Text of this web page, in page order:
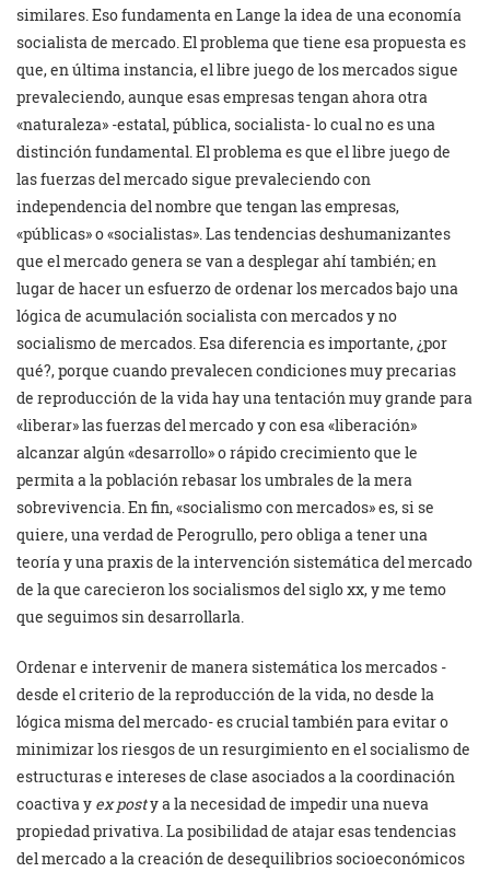
similares. Eso fundamenta en Lange la idea de una economía
socialista de mercado. El problema que tiene esa propuesta es
que, en última instancia, el libre juego de los mercados sigue
prevaleciendo, aunque esas empresas tengan ahora otra
«naturaleza» -estatal, pública, socialista- lo cual no es una
distinción fundamental. El problema es que el libre juego de
las fuerzas del mercado sigue prevaleciendo con
independencia del nombre que tengan las empresas,
«públicas» o «socialistas». Las tendencias deshumanizantes
que el mercado genera se van a desplegar ahí también; en
lugar de hacer un esfuerzo de ordenar los mercados bajo una
lógica de acumulación socialista con mercados y no
socialismo de mercados. Esa diferencia es importante, ¿por
qué?, porque cuando prevalecen condiciones muy precarias
de reproducción de la vida hay una tentación muy grande para
«liberar» las fuerzas del mercado y con esa «liberación»
alcanzar algún «desarrollo» o rápido crecimiento que le
permita a la población rebasar los umbrales de la mera
sobrevivencia. En fin, «socialismo con mercados» es, si se
quiere, una verdad de Perogrullo, pero obliga a tener una
teoría y una praxis de la intervención sistemática del mercado
de la que carecieron los socialismos del siglo xx, y me temo
que seguimos sin desarrollarla.
Ordenar e intervenir de manera sistemática los mercados -
desde el criterio de la reproducción de la vida, no desde la
lógica misma del mercado- es crucial también para evitar o
minimizar los riesgos de un resurgimiento en el socialismo de
estructuras e intereses de clase asociados a la coordinación
coactiva y ex posty a la necesidad de impedir una nueva
propiedad privativa. La posibilidad de atajar esas tendencias
del mercado a la creación de desequilibrios socioeconómicos